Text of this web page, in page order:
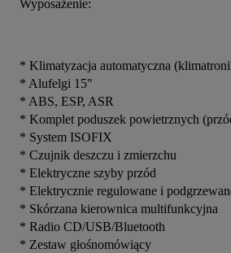
Wyposażenie:
* Klimatyzacja automatyczna
* Alufelgi 15"
* ABS, ESP, ASR
* Komplet poduszek powietrznych
* System ISOFIX
* Czujnik deszczu i zmierzchu
* Elektryczne szyby przód
* Elektrycznie regulowane i
* Skórzana kierownica multifunkcyjna
* Radio CD/USB/Bluetooth
* Zestaw głośnomówiący